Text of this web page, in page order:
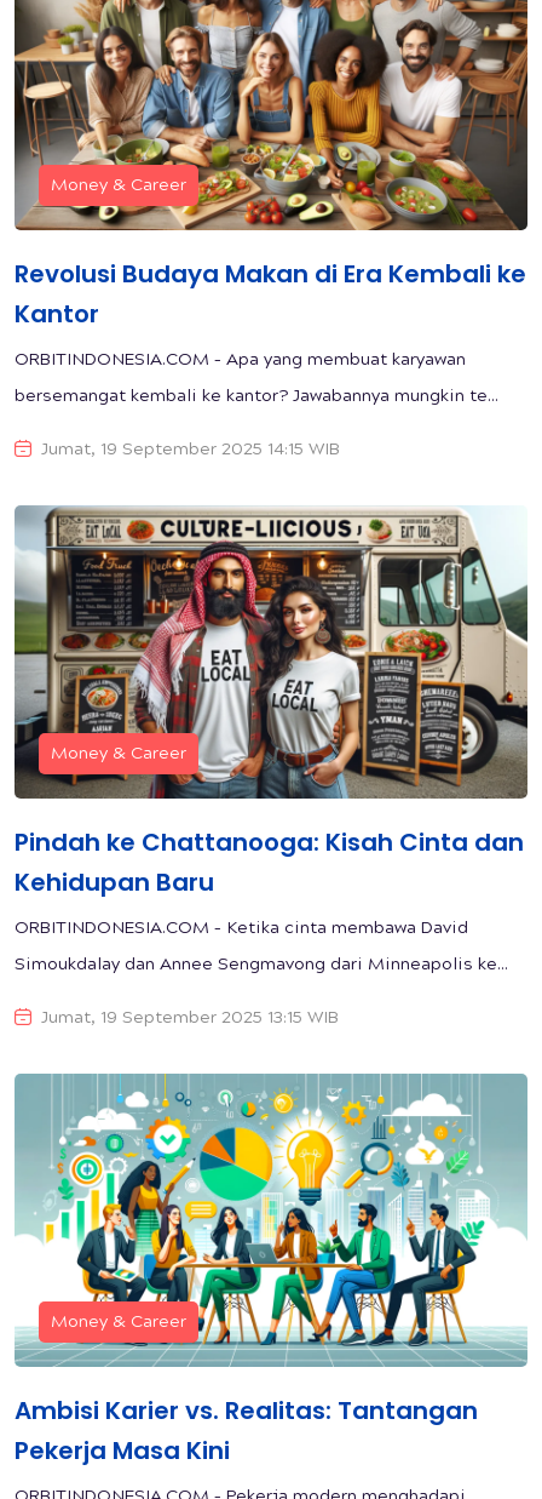
Money & Career
Revolusi Budaya Makan di Era Kembali ke
Kantor
ORBITINDONESIA.COM – Apa yang membuat karyawan
bersemangat kembali ke kantor? Jawabannya mungkin te...
Jumat, 19 September 2025 14:15 WIB
Money & Career
Pindah ke Chattanooga: Kisah Cinta dan
Kehidupan Baru
ORBITINDONESIA.COM – Ketika cinta membawa David
Simoukdalay dan Annee Sengmavong dari Minneapolis ke...
Jumat, 19 September 2025 13:15 WIB
Money & Career
Ambisi Karier vs. Realitas: Tantangan
Pekerja Masa Kini